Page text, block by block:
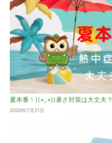
夏本番！((+_+))暑さ対策は大丈夫？
2026年7月21日